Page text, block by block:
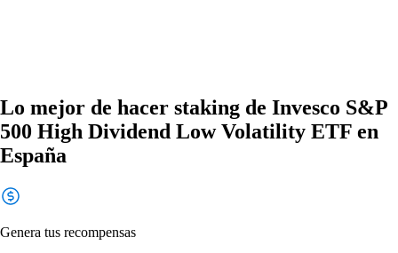
Lo mejor de hacer staking de Invesco S&P
500 High Dividend Low Volatility ETF en
España
Genera tus recompensas